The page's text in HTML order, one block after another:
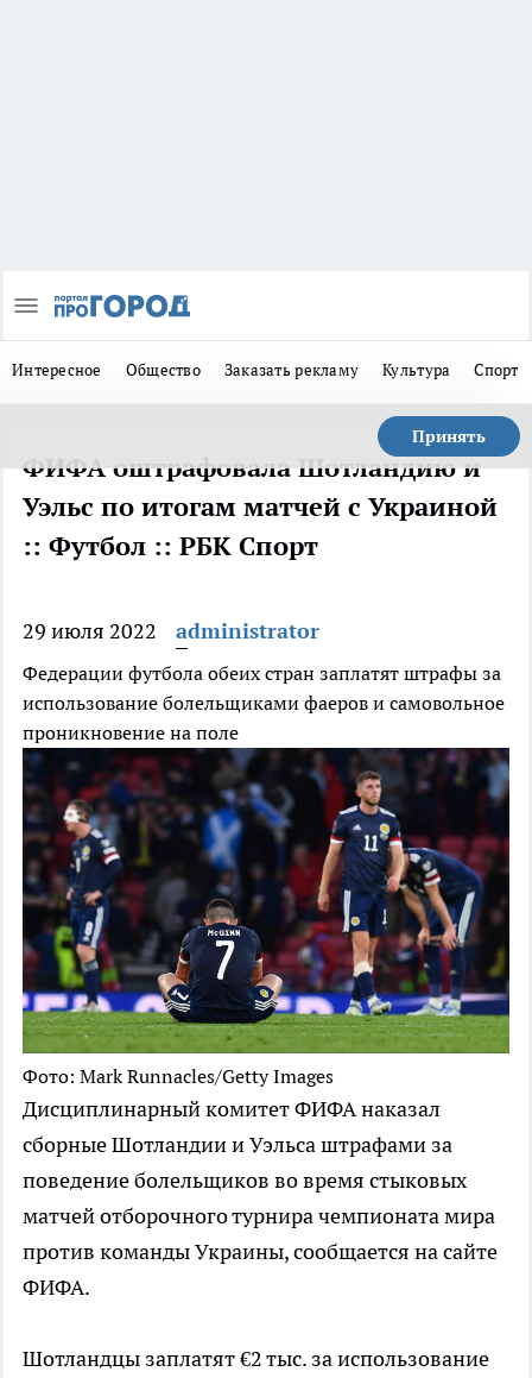
Интересное Общество Заказать рекламу Культура Спорт
Принять
ФИФА оштрафовала Шотландию и
Уэльс по итогам матчей с Украиной
:: Футбол :: РБК Спорт
29 июля 2022 administrator
Федерации футбола обеих стран заплатят штрафы за
использование болельщиками фаеров и самовольное
проникновение на поле
Фото: Mark Runnacles/Getty Images
Дисциплинарный комитет ФИФА наказал
сборные Шотландии и Уэльса штрафами за
поведение болельщиков во время стыковых
матчей отборочного турнира чемпионата мира
против команды Украины, сообщается на сайте
ФИФА.
Шотландцы заплатят €2 тыс. за использование